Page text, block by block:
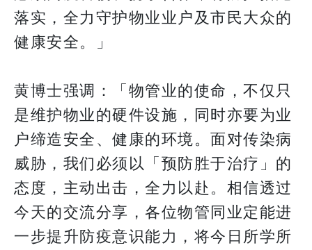
落实，全力守护物业业户及市民大众的
健康安全。」
黄博士强调：「物管业的使命，不仅只
是维护物业的硬件设施，同时亦要为业
户缔造安全、健康的环境。面对传染病
威胁，我们必须以「预防胜于治疗」的
态度，主动出击，全力以赴。相信透过
今天的交流分享，各位物管同业定能进
一步提升防疫意识能力，将今日所学所